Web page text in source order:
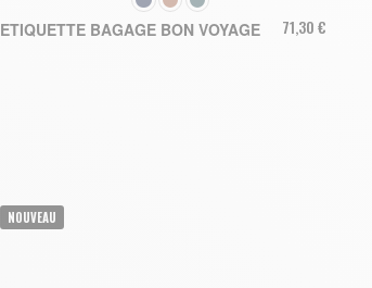
COULEUR
ETIQUETTE BAGAGE BON VOYAGE 71,30 €
NOUVEAU